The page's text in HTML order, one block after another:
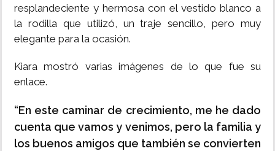
resplandeciente y hermosa con el vestido blanco a
la rodilla que utilizó, un traje sencillo, pero muy
elegante para la ocasión.
Kiara mostró varias imágenes de lo que fue su
enlace.
“En este caminar de crecimiento, me he dado
cuenta que vamos y venimos, pero la familia y
los buenos amigos que también se convierten